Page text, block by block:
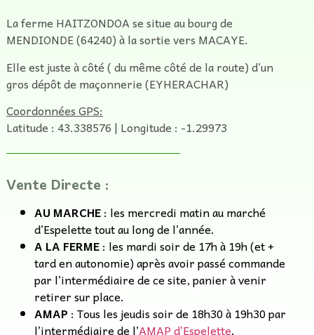
La ferme HAITZONDOA se situe au bourg de
MENDIONDE (64240) à la sortie vers MACAYE.
Elle est juste à côté ( du même côté de la route) d’un
gros dépôt de maçonnerie (EYHERACHAR)
Coordonnées GPS:
Latitude : 43.338576 | Longitude : -1.29973
Vente Directe :
AU MARCHE: les mercredi matin au marché
d’Espelette tout au long de l’année.
A LA FERME: les mardi soir de 17h à 19h (et +
tard en autonomie) après avoir passé commande
par l’intermédiaire de ce site, panier à venir
retirer sur place.
AMAP : Tous les jeudis soir de 18h30 à 19h30 par
l’intermédiaire de l’AMAP d’Espelette.